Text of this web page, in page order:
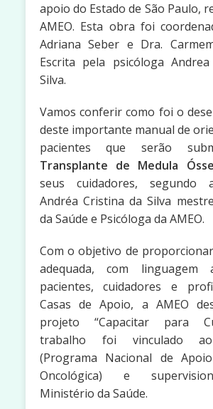
apoio do Estado de São Paulo,
AMEO. Esta obra foi
Adriana Seber e Dra.
Escrita pela psicóloga
Silva.
Vamos conferir como foi o
deste importante manual de
pacientes que serão
Transplante de Medula
seus cuidadores, segundo
Andréa Cristina da Silva
da Saúde e Psicóloga da AMEO.
Com o objetivo de
adequada, com linguagem
pacientes, cuidadores e
Casas de Apoio, a AMEO
projeto “Capacitar para
trabalho foi vinculado ao
(Programa Nacional de
Oncológica) e
Ministério da Saúde.